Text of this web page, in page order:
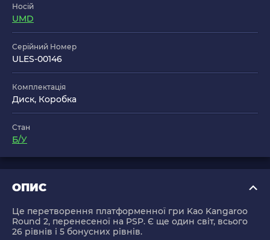
Носій
UMD
Серійний Номер
ULES-00146
Комплектація
Диск, Коробка
Стан
Б/У
ОПИС
Це перетворення платформенної гри Kao Kangaroo
Round 2, перенесеної на PSP. Є ще один світ, всього
26 рівнів і 5 бонусних рівнів.